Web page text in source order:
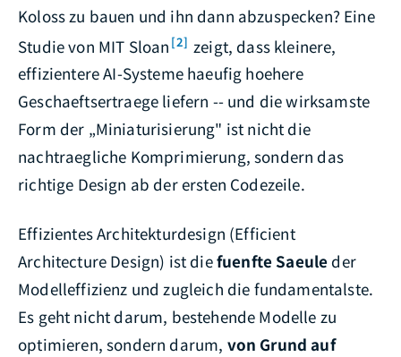
Koloss zu bauen und ihn dann abzuspecken? Eine
Studie von MIT Sloan [2] zeigt, dass kleinere,
effizientere AI-Systeme haeufig hoehere
Geschaeftsertraege liefern -- und die wirksamste
Form der „Miniaturisierung" ist nicht die
nachtraegliche Komprimierung, sondern das
richtige Design ab der ersten Codezeile.
Effizientes Architekturdesign (Efficient
Architecture Design) ist diefuenfte Saeule der
Modelleffizienz und zugleich die fundamentalste.
Es geht nicht darum, bestehende Modelle zu
optimieren, sondern darum, von Grund auf